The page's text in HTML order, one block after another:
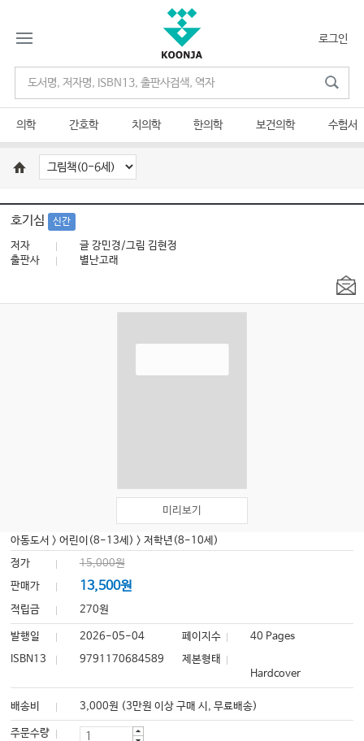
로그인
의학 간호학 치의학 한의학 보건의학 수험서
호기심 신간
저자
글 강민경/그림 김현정
출판사
별난고래
미리보기
아동도서 >어린이(8-13세) >저학년(8-10세)
정가
15,000원
판매가
13,500원
적립금 270원
발행일 2026-05-04 페이지수
40 Pages
ISBN13
9791170684589
제본형태
Hardcover
배송비 3,000원 (3만원 이상 구매 시, 무료배송)
주문수량